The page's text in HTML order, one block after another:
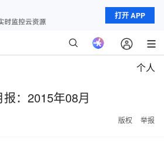
打开 APP
个人
：2015年08月
版权 举报